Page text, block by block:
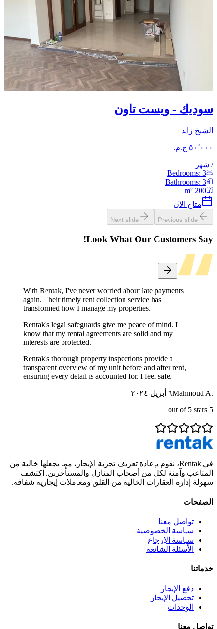
سوديك - ويست تاون
الشيخ زايد
/ شهر
Bedrooms: 3
Bathrooms: 3
200
متاح الآن
Previous slide
Next slide
Look What Our Customers Say!
With Rentak, I've never worried about late payments
again. Their timely rent collection service has
transformed how I manage my properties.
Rentak's legal safeguards give me peace of mind. I
know that my rental agreements are solid and my
interests are protected.
Rentak's thorough property inspections provide a
transparent overview of my unit before and after rent,
ensuring every detail is accounted for. I feel safe.
Mahmoud A.٦ أبريل ٢٠٢٤
5
في Rentak، نقوم بإعادة تعريف تجربة الإيجار، مما يجعلها خالية من
المتاعب وآمنة لكل من أصحاب المنازل والمستأجرين. اكتشف
سهولة إدارة العقارات الخالية من القلق ومعاملات إيجاريه شفافة.
الصفحات
تواصل معنا
سياسة الخصوصية
سياسة الإرجاع
الأسئلة الشائعة
خدماتنا
دفع الإيجار
تحصيل الإيجار
الوحدات
تواصل معنا